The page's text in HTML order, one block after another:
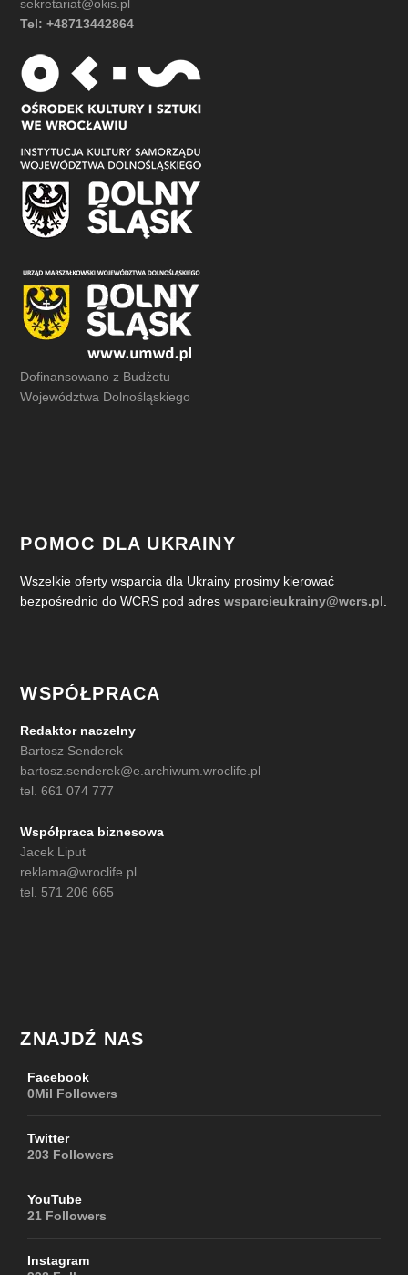
sekretariat@okis.pl
Tel: +48713442864
Dofinansowano z Budżetu
Województwa Dolnośląskiego
POMOC DLA UKRAINY
Wszelkie oferty wsparcia dla Ukrainy prosimy kierować
bezpośrednio do WCRS pod adreswsparcieukrainy@wcrs.pl.
WSPÓŁPRACA
Redaktor naczelny
Bartosz Senderek
bartosz.senderek@e.archiwum.wroclife.pl
tel. 661 074 777
Współpraca biznesowa
Jacek Liput
reklama@wroclife.pl
tel. 571 206 665
ZNAJDŹ NAS
Facebook
0Mil Followers
Twitter
203 Followers
YouTube
21 Followers
Instagram